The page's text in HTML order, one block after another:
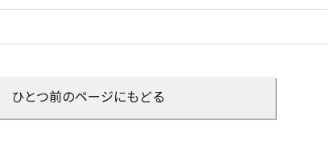
ひとつ前のページにもどる